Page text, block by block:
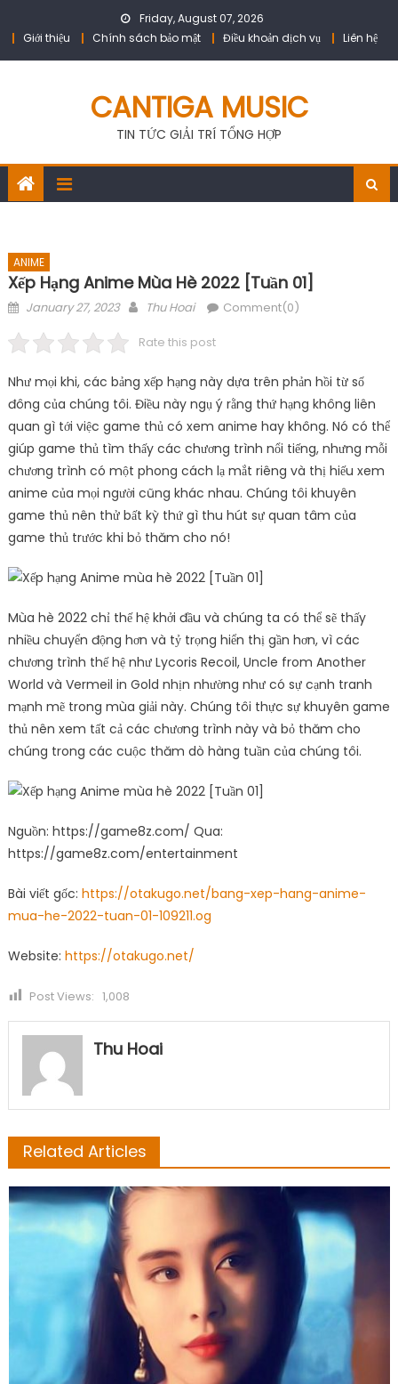
Friday, August 07, 2026
Giới thiệu
Chính sách bảo mật Điều khoản dịch vụ Liên hệ
CANTIGA MUSIC
TIN TỨC GIẢI TRÍ TỔNG HỢP
ANIME
Xếp Hạng Anime Mùa Hè 2022 [Tuần 01]
Posted
January 27, 2023 Author
Thu Hoai Comment(0)
Rate this post
Như mọi khi, các bảng xếp hạng này dựa trên phản hồi từ số
đông của chúng tôi. Điều này ngụ ý rằng thứ hạng không liên
quan gì tới việc game thủ có xem anime hay không. Nó có thể
giúp game thủ tìm thấy các chương trình nổi tiếng, nhưng mỗi
chương trình có một phong cách lạ mắt riêng và thị hiếu xem
anime của mọi người cũng khác nhau. Chúng tôi khuyên
game thủ nên thử bất kỳ thứ gì thu hút sự quan tâm của
game thủ trước khi bỏ thăm cho nó!
Mùa hè 2022 chỉ thế hệ khởi đầu và chúng ta có thể sẽ thấy
nhiều chuyển động hơn và tỷ trọng hiển thị gần hơn, vì các
chương trình thế hệ như Lycoris Recoil, Uncle from Another
World và Vermeil in Gold nhịn nhường như có sự cạnh tranh
mạnh mẽ trong mùa giải này. Chúng tôi thực sự khuyên game
thủ nên xem tất cả các chương trình này và bỏ thăm cho
chúng trong các cuộc thăm dò hàng tuần của chúng tôi.
Nguồn: https://game8z.com/ Qua:
https://game8z.com/entertainment
Bài viết gốc: https://otakugo.net/bang-xep-hang-anime-
mua-he-2022-tuan-01-109211.og
Website: https://otakugo.net/
Post Views: 1,008
Thu Hoai
Related Articles